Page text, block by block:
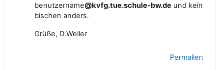
benutzername@kvfg.tue.schule-bw.de und kein
bischen anders.
Grüße, D.Weller
Permalien